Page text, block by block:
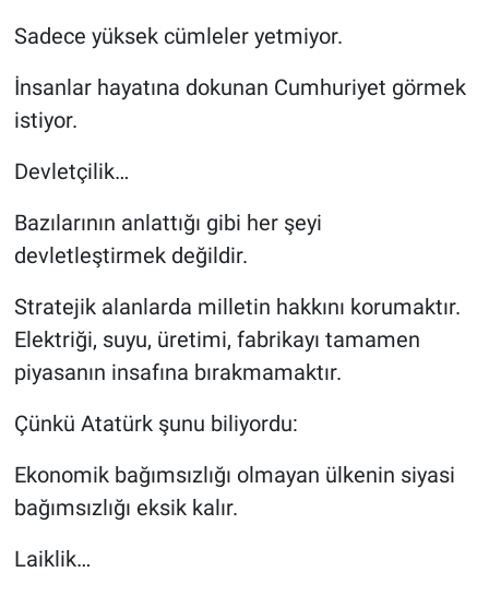
Sadece yüksek cümleler yetmiyor.
İnsanlar hayatına dokunan Cumhuriyet görmek
istiyor.
Devletçilik…
Bazılarının anlattığı gibi her şeyi
devletleştirmek değildir.
Stratejik alanlarda milletin hakkını korumaktır.
Elektriği, suyu, üretimi, fabrikayı tamamen
piyasanın insafına bırakmamaktır.
Çünkü Atatürk şunu biliyordu:
Ekonomik bağımsızlığı olmayan ülkenin siyasi
bağımsızlığı eksik kalır.
Laiklik…